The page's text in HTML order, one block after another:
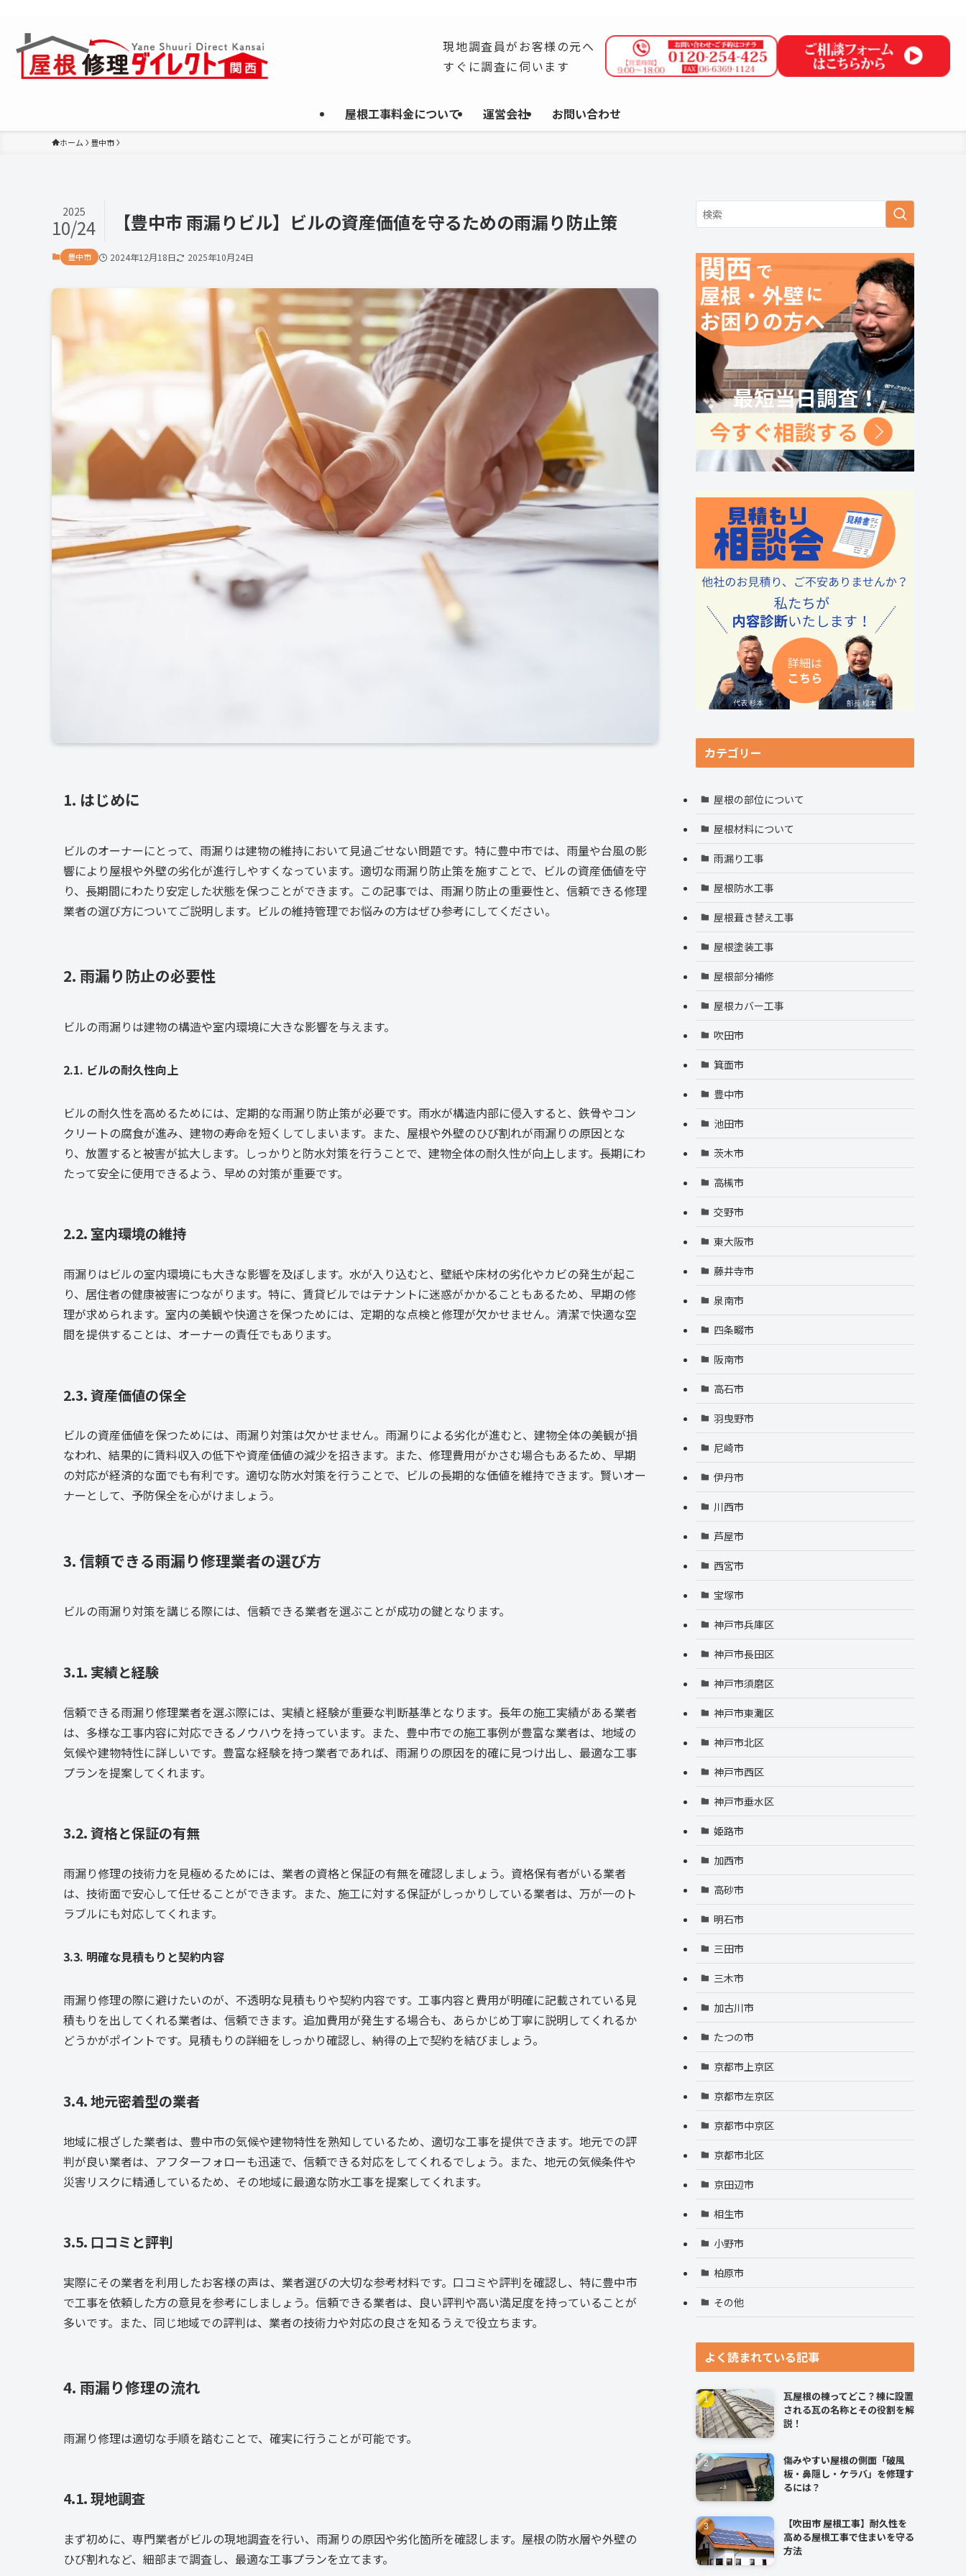
屋根工事料金について 運営会社 お問い合わせ
現地調査員がお客様の元へ
すぐに調査に伺います
ホーム 豊中市
【豊中市 雨漏りビル】ビルの資産価値を守るための雨漏り防止策
2025
10/24
豊中市 2024年12月18日 2025年10月24日
1. はじめに
ビルのオーナーにとって、雨漏りは建物の維持において見過ごせない問題です。特に豊中市では、雨量や台風の影
響により屋根や外壁の劣化が進行しやすくなっています。適切な雨漏り防止策を施すことで、ビルの資産価値を守
り、長期間にわたり安定した状態を保つことができます。この記事では、雨漏り防止の重要性と、信頼できる修理
業者の選び方についてご説明します。ビルの維持管理でお悩みの方はぜひ参考にしてください。
2. 雨漏り防止の必要性
ビルの雨漏りは建物の構造や室内環境に大きな影響を与えます。
2.1. ビルの耐久性向上
ビルの耐久性を高めるためには、定期的な雨漏り防止策が必要です。雨水が構造内部に侵入すると、鉄骨やコン
クリートの腐食が進み、建物の寿命を短くしてしまいます。また、屋根や外壁のひび割れが雨漏りの原因とな
り、放置すると被害が拡大します。しっかりと防水対策を行うことで、建物全体の耐久性が向上します。長期にわ
たって安全に使用できるよう、早めの対策が重要です。
2.2. 室内環境の維持
雨漏りはビルの室内環境にも大きな影響を及ぼします。水が入り込むと、壁紙や床材の劣化やカビの発生が起こ
り、居住者の健康被害につながります。特に、賃貸ビルではテナントに迷惑がかかることもあるため、早期の修
理が求められます。室内の美観や快適さを保つためには、定期的な点検と修理が欠かせません。清潔で快適な空
間を提供することは、オーナーの責任でもあります。
2.3. 資産価値の保全
ビルの資産価値を保つためには、雨漏り対策は欠かせません。雨漏りによる劣化が進むと、建物全体の美観が損
なわれ、結果的に賃料収入の低下や資産価値の減少を招きます。また、修理費用がかさむ場合もあるため、早期
の対応が経済的な面でも有利です。適切な防水対策を行うことで、ビルの長期的な価値を維持できます。賢いオー
ナーとして、予防保全を心がけましょう。
3. 信頼できる雨漏り修理業者の選び方
ビルの雨漏り対策を講じる際には、信頼できる業者を選ぶことが成功の鍵となります。
3.1. 実績と経験
信頼できる雨漏り修理業者を選ぶ際には、実績と経験が重要な判断基準となります。長年の施工実績がある業者
は、多様な工事内容に対応できるノウハウを持っています。また、豊中市での施工事例が豊富な業者は、地域の
気候や建物特性に詳しいです。豊富な経験を持つ業者であれば、雨漏りの原因を的確に見つけ出し、最適な工事
プランを提案してくれます。
3.2. 資格と保証の有無
雨漏り修理の技術力を見極めるためには、業者の資格と保証の有無を確認しましょう。資格保有者がいる業者
は、技術面で安心して任せることができます。また、施工に対する保証がしっかりしている業者は、万が一のト
ラブルにも対応してくれます。
3.3. 明確な見積もりと契約内容
雨漏り修理の際に避けたいのが、不透明な見積もりや契約内容です。工事内容と費用が明確に記載されている見
積もりを出してくれる業者は、信頼できます。追加費用が発生する場合も、あらかじめ丁寧に説明してくれるか
どうかがポイントです。見積もりの詳細をしっかり確認し、納得の上で契約を結びましょう。
3.4. 地元密着型の業者
地域に根ざした業者は、豊中市の気候や建物特性を熟知しているため、適切な工事を提供できます。地元での評
判が良い業者は、アフターフォローも迅速で、信頼できる対応をしてくれるでしょう。また、地元の気候条件や
災害リスクに精通しているため、その地域に最適な防水工事を提案してくれます。
3.5. 口コミと評判
実際にその業者を利用したお客様の声は、業者選びの大切な参考材料です。口コミや評判を確認し、特に豊中市
で工事を依頼した方の意見を参考にしましょう。信頼できる業者は、良い評判や高い満足度を持っていることが
多いです。また、同じ地域での評判は、業者の技術力や対応の良さを知るうえで役立ちます。
4. 雨漏り修理の流れ
雨漏り修理は適切な手順を踏むことで、確実に行うことが可能です。
4.1. 現地調査
まず初めに、専門業者がビルの現地調査を行い、雨漏りの原因や劣化箇所を確認します。屋根の防水層や外壁の
ひび割れなど、細部まで調査し、最適な工事プランを立てます。
カテゴリー
屋根の部位について
屋根材料について
雨漏り工事
屋根防水工事
屋根葺き替え工事
屋根塗装工事
屋根部分補修
屋根カバー工事
吹田市
箕面市
豊中市
池田市
茨木市
高槻市
交野市
東大阪市
藤井寺市
泉南市
四条畷市
阪南市
高石市
羽曳野市
尼崎市
伊丹市
川西市
芦屋市
西宮市
宝塚市
神戸市兵庫区
神戸市長田区
神戸市須磨区
神戸市東灘区
神戸市北区
神戸市西区
神戸市垂水区
姫路市
加西市
高砂市
明石市
三田市
三木市
加古川市
たつの市
京都市上京区
京都市左京区
京都市中京区
京都市北区
京田辺市
相生市
小野市
柏原市
その他
よく読まれている記事
瓦屋根の棟ってどこ？棟に設置
される瓦の名称とその役割を解
説！
傷みやすい屋根の側面「破風
板・鼻隠し・ケラバ」を修理す
るには？
【吹田市 屋根工事】耐久性を
高める屋根工事で住まいを守る
方法